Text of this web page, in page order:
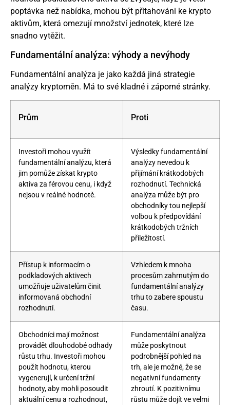
poptávka než nabídka, mohou být přitahováni ke krypto
aktivům, která omezují množství jednotek, které lze
snadno vytěžit.
Fundamentální analýza: výhody a nevýhody
Fundamentální analýza je jako každá jiná strategie
analýzy kryptoměn. Má to své kladné i záporné stránky.
Prům Proti
Investoři mohou využít
fundamentální analýzu, která
jim pomůže získat krypto
aktiva za férovou cenu, i když
nejsou v reálné hodnotě.
Výsledky fundamentální
analýzy nevedou k
přijímání krátkodobých
rozhodnutí. Technická
analýza může být pro
obchodníky tou nejlepší
volbou k předpovídání
krátkodobých tržních
příležitostí.
Přístup k informacím o
podkladových aktivech
umožňuje uživatelům činit
informovaná obchodní
rozhodnutí.
Vzhledem k mnoha
procesům zahrnutým do
fundamentální analýzy
trhu to zabere spoustu
času.
Obchodníci mají možnost
provádět dlouhodobé odhady
růstu trhu. Investoři mohou
použít hodnotu, kterou
vygenerují, k určení tržní
hodnoty, aby mohli posoudit
aktuální cenu a rozhodnout,
Fundamentální analýza
může poskytnout
podrobnější pohled na
trh, ale je možné, že se
negativní fundamenty
zhroutí. K pozitivnímu
růstu může dojít ve velmi